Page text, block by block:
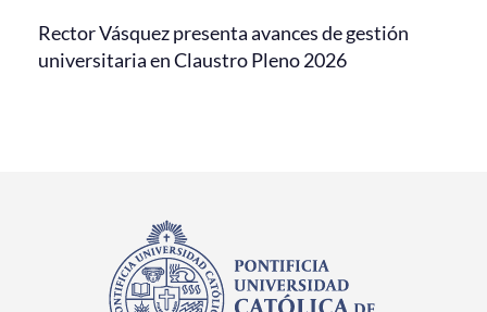
Rector Vásquez presenta avances de gestión
universitaria en Claustro Pleno 2026